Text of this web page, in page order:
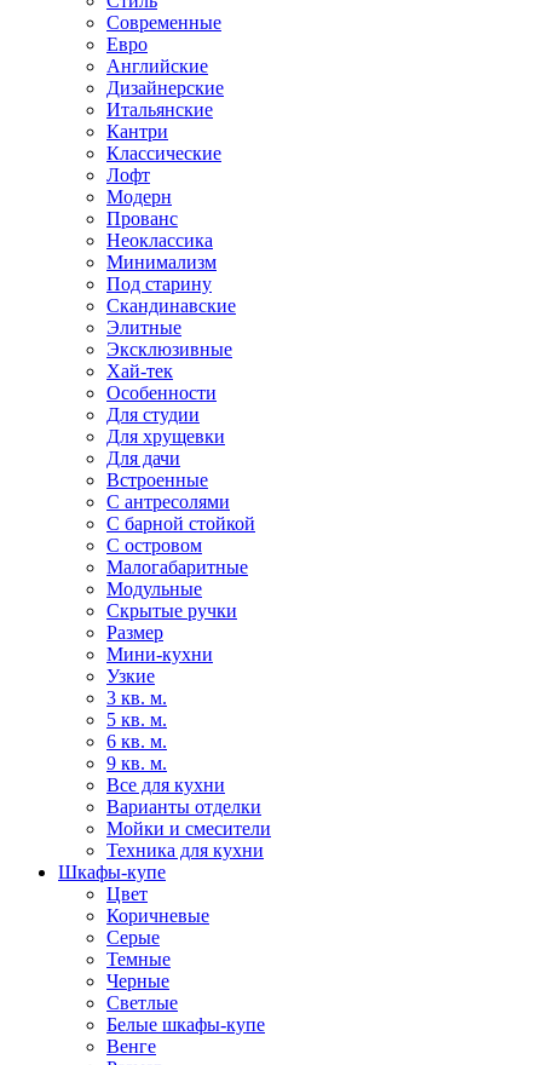
Современные
Евро
Английские
Дизайнерские
Итальянские
Кантри
Классические
Лофт
Модерн
Прованс
Неоклассика
Минимализм
Под старину
Скандинавские
Элитные
Эксклюзивные
Хай-тек
Особенности
Для студии
Для хрущевки
Для дачи
Встроенные
С антресолями
С барной стойкой
С островом
Малогабаритные
Модульные
Скрытые ручки
Размер
Мини-кухни
Узкие
3 кв. м.
5 кв. м.
6 кв. м.
9 кв. м.
Все для кухни
Варианты отделки
Мойки и смесители
Техника для кухни
Шкафы-купе
Цвет
Коричневые
Серые
Темные
Черные
Светлые
Белые шкафы-купе
Венге